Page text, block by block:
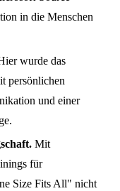
in die Menschen
wurde das
persönlichen
und einer
Mit
für
Size Fits All" nicht